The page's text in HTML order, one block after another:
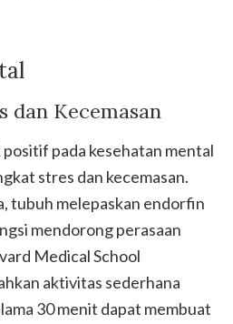
dan Kecemasan
pada kesehatan mental
stres dan kecemasan.
tubuh melepaskan endorfin
mendorong perasaan
Medical School
aktivitas sederhana
30 menit dapat membuat